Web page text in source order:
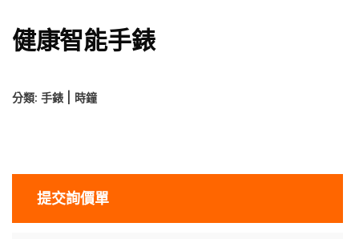
健康智能手錶
分類: 手錶 | 時鐘
提交詢價單